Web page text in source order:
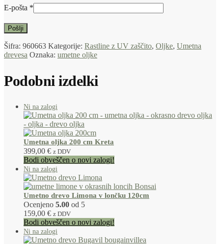
E-pošta *
Šifra: 960663 Kategorije: Rastline z UV zaščito, Oljke, Umetna
drevesa Oznaka: umetne oljke
Podobni izdelki
Umetna oljka 200 cm Kreta
399,00 € z DDV
Bodi obveščen o novi zalogi!
Umetno drevo Limona v lončku 120cm
Ocenjeno 5.00 od 5
159,00 € z DDV
Bodi obveščen o novi zalogi!